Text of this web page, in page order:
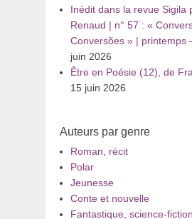
Inédit dans la revue Sigila
Renaud | n° 57 : «
Conversões » | printemps
juin 2026
Être en Poésie (12), de
15 juin 2026
Auteurs par genre
Roman, récit
Polar
Jeunesse
Conte et nouvelle
Fantastique, science-fiction